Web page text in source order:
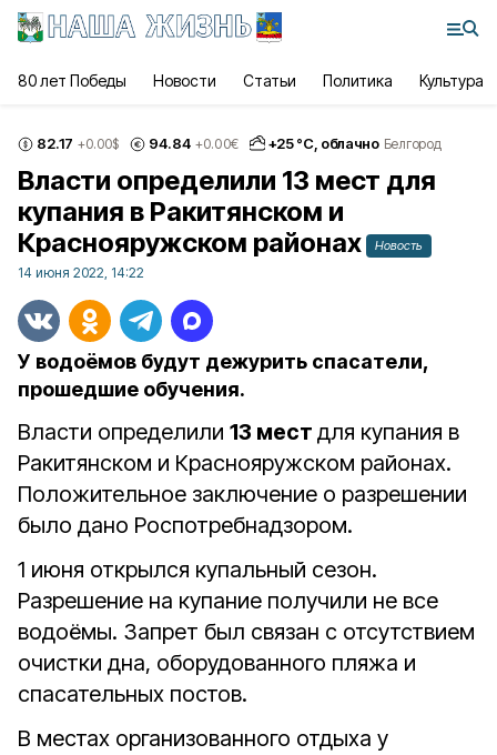
80 лет Победы Новости Статьи Политика Культура
82.17 +0.00$ 94.84 +0.00€ +25°С, облачно Белгород
Власти определили 13 мест для
купания в Ракитянском и
Краснояружском районах
Новость
14 июня 2022, 14:22
У водоёмов будут дежурить спасатели,
прошедшие обучения.
Власти определили 13 мест для купания в
Ракитянском и Краснояружском районах.
Положительное заключение о разрешении
было дано Роспотребнадзором.
1 июня открылся купальный сезон.
Разрешение на купание получили не все
водоёмы. Запрет был связан с отсутствием
очистки дна, оборудованного пляжа и
спасательных постов.
В местах организованного отдыха у